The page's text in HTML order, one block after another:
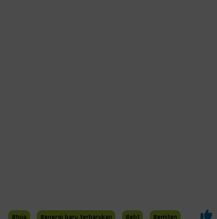
#tpia #energi baru terbarukan #ebt #emiten